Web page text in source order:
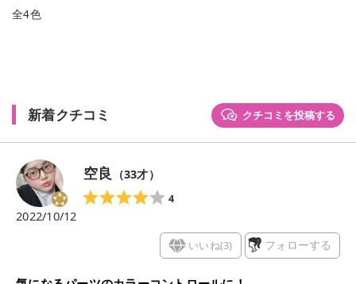
全4色
新着クチコミ クチコミを投稿する
空良 （33才）
4
2022/10/12
いいね(3) フォローする